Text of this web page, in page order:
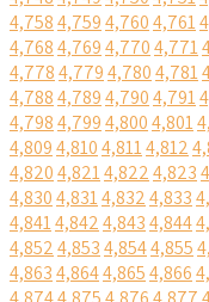
4,7584,7594,7604,761
4,7684,7694,7704,771
4,7784,7794,7804,781
4,7884,7894,7904,791
4,7984,7994,8004,801
4,8094,8104,8114,812
4,8204,8214,8224,823
4,8304,8314,8324,833
4,8414,8424,8434,844
4,8524,8534,8544,855
4,8634,8644,8654,866